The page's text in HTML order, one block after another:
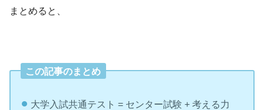
まとめると、
この記事のまとめ
大学入試共通テスト = センター試験 + 考える力